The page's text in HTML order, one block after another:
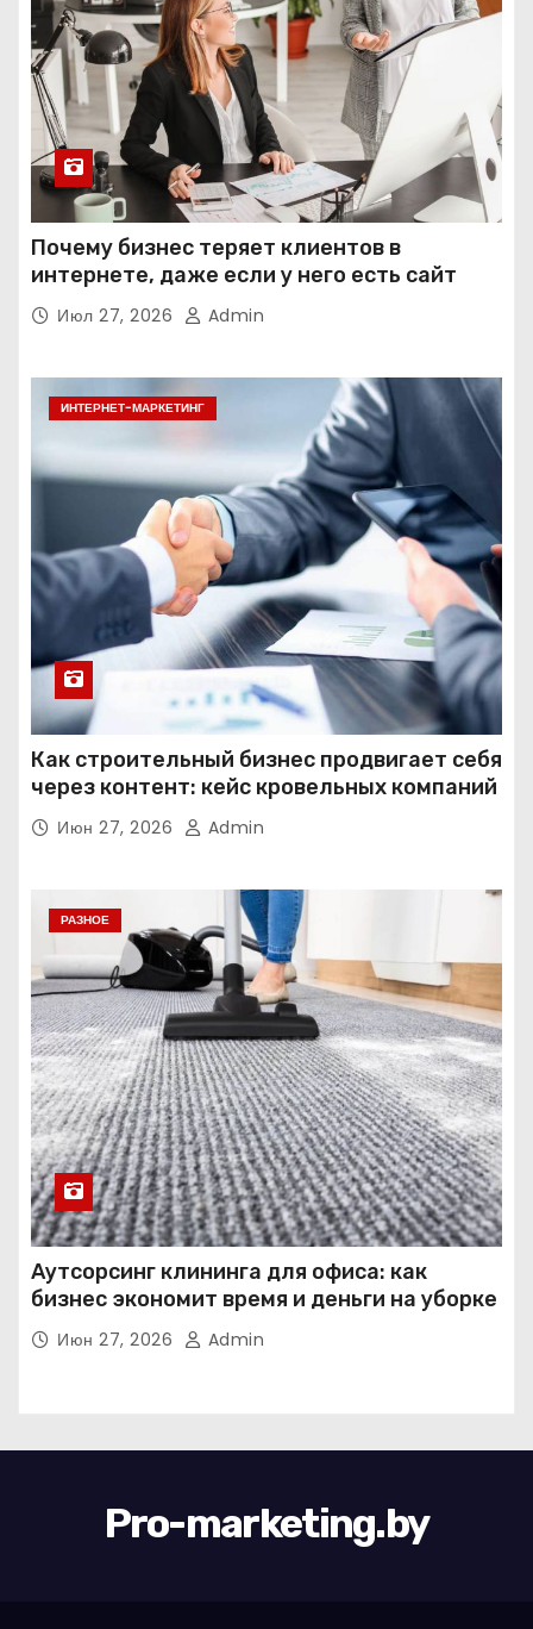
Почему бизнес теряет клиентов в
интернете, даже если у него есть сайт
Июл 27, 2026 Admin
ИНТЕРНЕТ-МАРКЕТИНГ
Как строительный бизнес продвигает себя
через контент: кейс кровельных компаний
Июн 27, 2026 Admin
РАЗНОЕ
Аутсорсинг клининга для офиса: как
бизнес экономит время и деньги на уборке
Июн 27, 2026 Admin
Pro-marketing.by